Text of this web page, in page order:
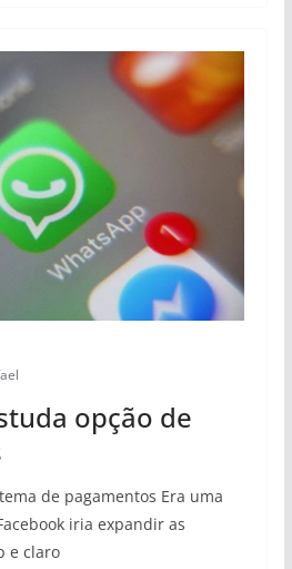
opção de
de pagamentos Era uma
iria expandir as
e claro